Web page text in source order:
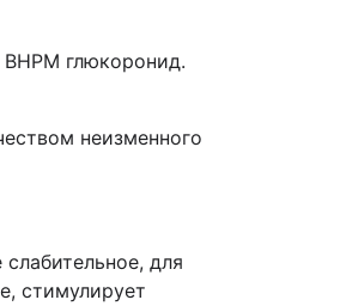
ВНРМ глюкоронид.
неизменного
для
стимулирует